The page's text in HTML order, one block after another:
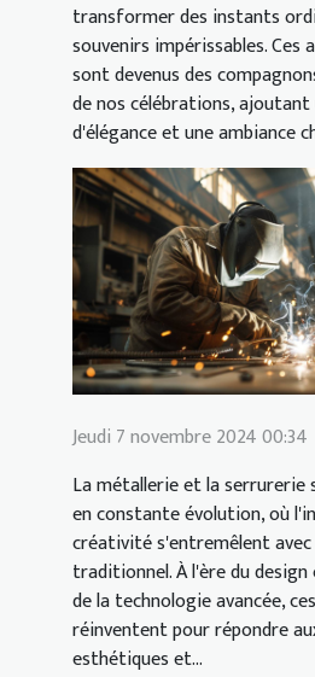
transformer des instants
souvenirs impérissables. Ces
sont devenus des
de nos célébrations,
d'élégance et une ambiance
Jeudi 7 novembre 2024 00:34
La métallerie et la serrurerie
en constante évolution, où
créativité s'entremêlent
traditionnel. À l'ère du
de la technologie avancée,
réinventent pour répondre
esthétiques et...